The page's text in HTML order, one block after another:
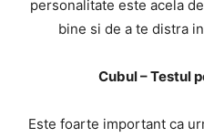
personalitate este acela
bine si de a te distra
Cubul – Testul
Este foarte important ca